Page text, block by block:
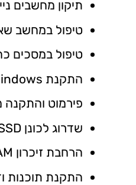
תיקון מחשבים
טיפול במחשב
טיפול במסכים
התקנת Windows והגדרה מלאה.
פירמוט
שדרוג לכונן SSD לשיפור משמעותי בביצועים.
הרחבת זיכרון RAM.
התקנת תוכנות